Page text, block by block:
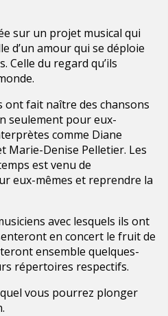
sur un projet musical qui
d’un amour qui se déploie
Celle du regard qu’ils
ont fait naître des chansons
seulement pour eux-
comme Diane
Marie-Denise Pelletier. Les
est venu de
eux-mêmes et reprendre la
avec lesquels ils ont
en concert le fruit de
ensemble quelques-
répertoires respectifs.
vous pourrez plonger